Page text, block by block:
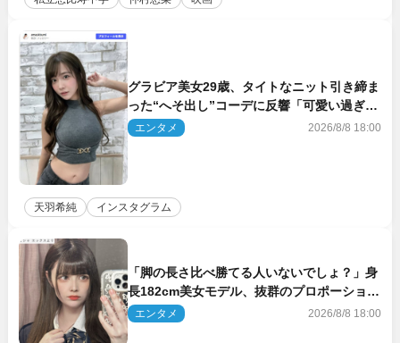
グラビア美女29歳、タイトなニット引き締ま
った“へそ出し”コーデに反響「可愛い過ぎ
る」
エンタメ 2026/8/8 18:00
天羽希純 インスタグラム
「脚の長さ比べ勝てる人いないでしょ？」身
長182cm美女モデル、抜群のプロポーション
にネット衝撃
エンタメ 2026/8/8 18:00